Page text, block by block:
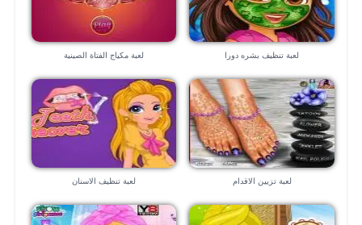
لعبة تنظيف بشره دورا لعبة مكياج الفتاة الصينية
لعبة تزيين الاقدام لعبة تنظيف الاسنان